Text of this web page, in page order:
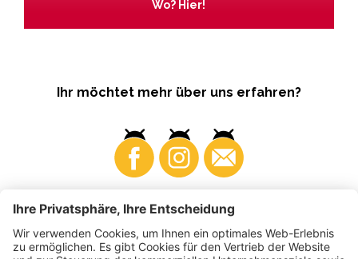
Wo? Hier!
Ihr möchtet mehr über uns erfahren?
Business Produzenten